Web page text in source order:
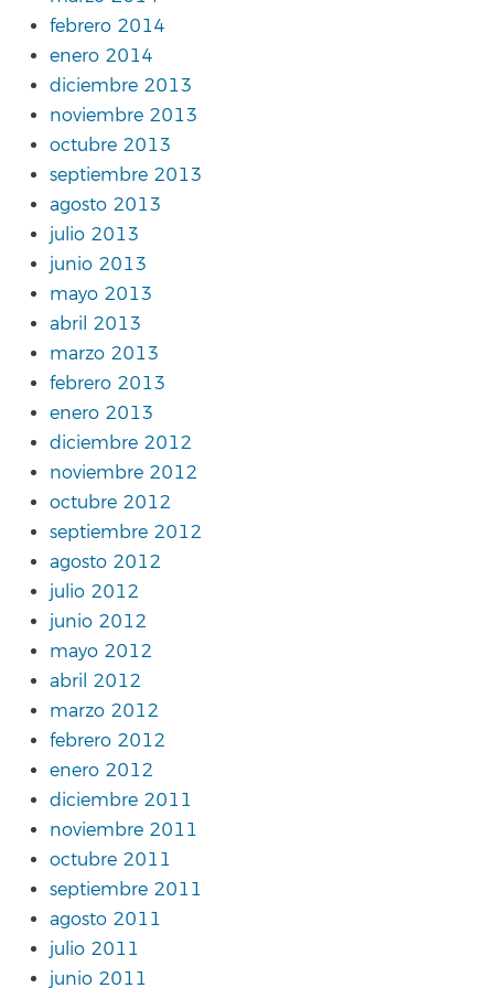
febrero 2014
enero 2014
diciembre 2013
noviembre 2013
octubre 2013
septiembre 2013
agosto 2013
julio 2013
junio 2013
mayo 2013
abril 2013
marzo 2013
febrero 2013
enero 2013
diciembre 2012
noviembre 2012
octubre 2012
septiembre 2012
agosto 2012
julio 2012
junio 2012
mayo 2012
abril 2012
marzo 2012
febrero 2012
enero 2012
diciembre 2011
noviembre 2011
octubre 2011
septiembre 2011
agosto 2011
julio 2011
junio 2011